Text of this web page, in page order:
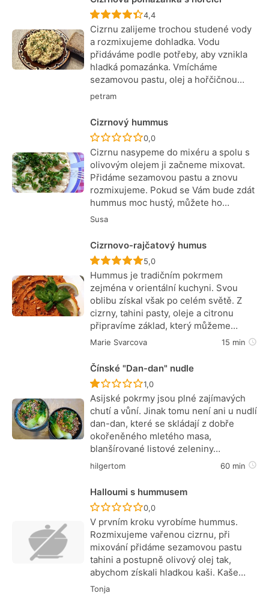
Recept ještě nebyl hodnocen
4,4
Cizrnu zalijeme trochou studené vody
a rozmixujeme dohladka. Vodu
přidáváme podle potřeby, aby vznikla
hladká pomazánka. Vmícháme
sezamovou pastu, olej a hořčičnou…
petram
Cizrnový hummus
Recept ještě nebyl hodnocen
0,0
Cizrnu nasypeme do mixéru a spolu s
olivovým olejem ji začneme mixovat.
Přidáme sezamovou pastu a znovu
rozmixujeme. Pokud se Vám bude zdát
hummus moc hustý, můžete ho…
Susa
Cizrnovo-rajčatový humus
Recept ještě nebyl hodnocen
5,0
Hummus je tradičním pokrmem
zejména v orientální kuchyni. Svou
oblibu získal však po celém světě. Z
cizrny, tahini pasty, oleje a citronu
připravíme základ, který můžeme…
Marie Svarcova 15 min
Čínské "Dan-dan" nudle
Recept ještě nebyl hodnocen
1,0
Asijské pokrmy jsou plné zajímavých
chutí a vůní. Jinak tomu není ani u nudlí
dan-dan, které se skládají z dobře
okořeněného mletého masa,
blanšírované listové zeleniny…
hilgertom 60 min
Halloumi s hummusem
Recept ještě nebyl hodnocen
0,0
V prvním kroku vyrobíme hummus.
Rozmixujeme vařenou cizrnu, při
mixování přidáme sezamovou pastu
tahini a postupně olivový olej tak,
abychom získali hladkou kaši. Kaše…
Tonja